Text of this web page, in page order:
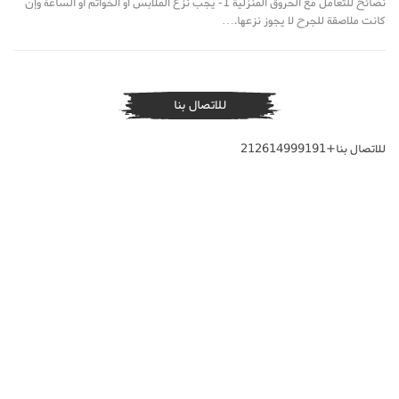
كانت ملاصقة للجرح لا يجوز نزعها.…
للاتصال بنا
للاتصال بنا+212614999191